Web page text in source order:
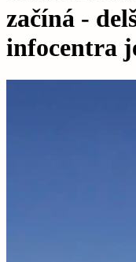
začíná -
infocentra